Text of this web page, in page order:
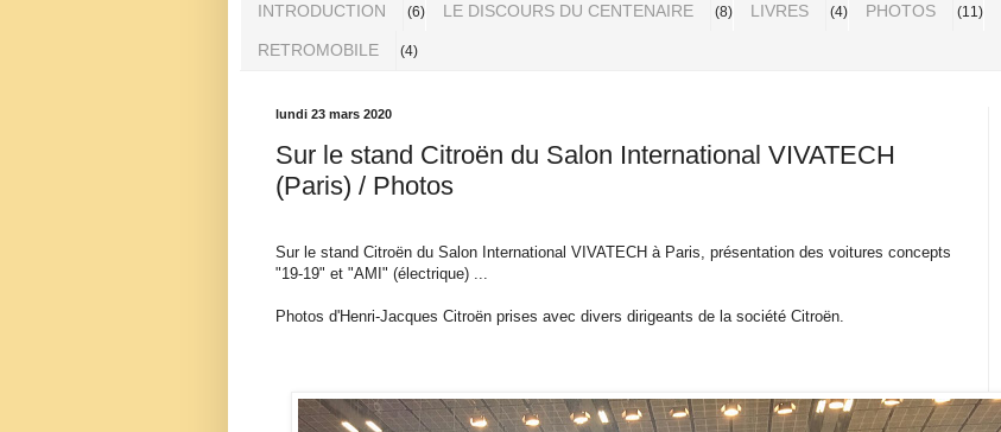
INTRODUCTION (6) LE DISCOURS DU CENTENAIRE (8) LIVRES (4) PHOTOS (11)
RETROMOBILE (4)
lundi 23 mars 2020
Sur le stand Citroën du Salon International VIVATECH
(Paris) / Photos
Sur le stand Citroën du Salon International VIVATECH à Paris, présentation des voitures concepts
"19-19" et "AMI" (électrique) ...
Photos d'Henri-Jacques Citroën prises avec divers dirigeants de la société Citroën.